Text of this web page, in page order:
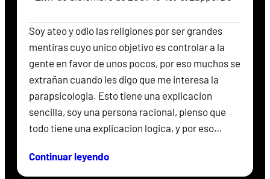
Soy ateo y odio las religiones por ser grandes
mentiras cuyo unico objetivo es controlar a la
gente en favor de unos pocos, por eso muchos se
extrañan cuando les digo que me interesa la
parapsicologia. Esto tiene una explicacion
sencilla, soy una persona racional, pienso que
todo tiene una explicacion logica, y por eso…
Continuar leyendo